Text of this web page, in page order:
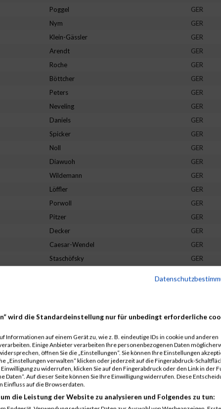
Poggel GER
Nym GER
Klein-Gässler GER
Arendt GER
Roche GER
Böttcher GER
Peters GER
Neveling GER
Daniels GER
Spicker GER
Noll GER
Diawuoh GER
Wildemann GER
Löffler GER
Porwoll GER
Pitzer GER
Decker GER
Caesar-Wendel GER
Staschöfsky GER
Hermann GER
Lehmbruck GER
Eim GER
Flügge GER
Voß
Halberstadt GER
wird die Standardeinstellung nur für unbedingt erforderliche
auf einem Gerät zu, wie z. B. eindeutige IDs in cookie und anderen
Einige Anbieter verarbeiten Ihre personenbezogenen Daten
öffnen Sie die „Einstellungen“. Sie können Ihre Einstellungen
„Einstellungen verwalten“ klicken oder jederzeit auf die Fingerabdruck-
zu widerrufen, klicken Sie auf den Fingerabdruck oder den Link in der
Daten“. Auf dieser Seite können Sie Ihre Einwilligung widerrufen. Diese
Einfluss auf die Browserdaten.
die Leistung der Website zu analysieren und Folgendes zu tun: